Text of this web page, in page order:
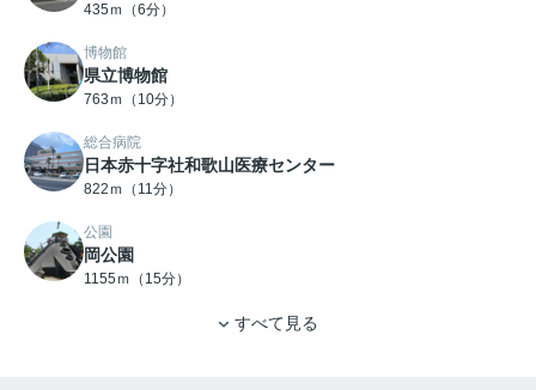
435ｍ（6分）
博物館
県立博物館
763ｍ（10分）
総合病院
日本赤十字社和歌山医療センター
822ｍ（11分）
公園
岡公園
1155ｍ（15分）
すべて見る